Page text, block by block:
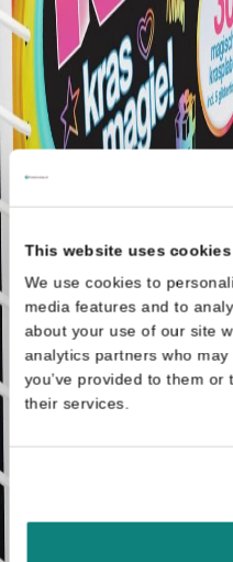
This website uses cookies
We use cookies to
media features and to
about your use of our site
analytics partners who
you’ve provided to them or
their services.